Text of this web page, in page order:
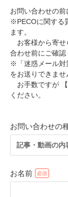
お問い合わせの前
※PECOに関する
ます。
お客様から寄せ
合わせ前にご確認
※「迷惑メール対
をお送りできませ
お手数ですが
ください。
お問い合わせの
記事・動画の内
お名前